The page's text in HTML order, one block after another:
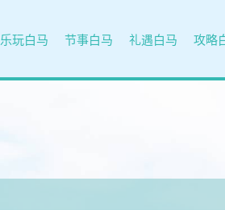
乐玩白马 节事白马 礼遇白马 攻略